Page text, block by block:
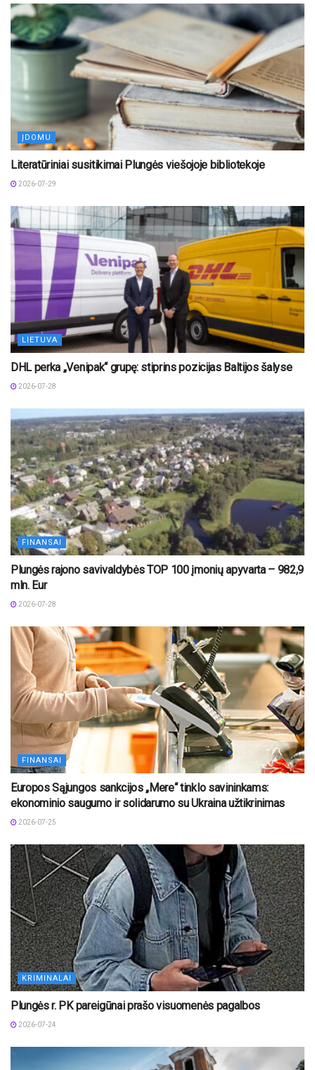
ĮDOMU
Literatūriniai susitikimai Plungės viešojoje bibliotekoje
2026-07-29
LIETUVA
DHL perka „Venipak“ grupę: stiprins pozicijas Baltijos šalyse
2026-07-28
FINANSAI
Plungės rajono savivaldybės TOP 100 įmonių apyvarta – 982,9
mln. Eur
2026-07-28
FINANSAI
Europos Sąjungos sankcijos „Mere“ tinklo savininkams:
ekonominio saugumo ir solidarumo su Ukraina užtikrinimas
2026-07-25
KRIMINALAI
Plungės r. PK pareigūnai prašo visuomenės pagalbos
2026-07-24